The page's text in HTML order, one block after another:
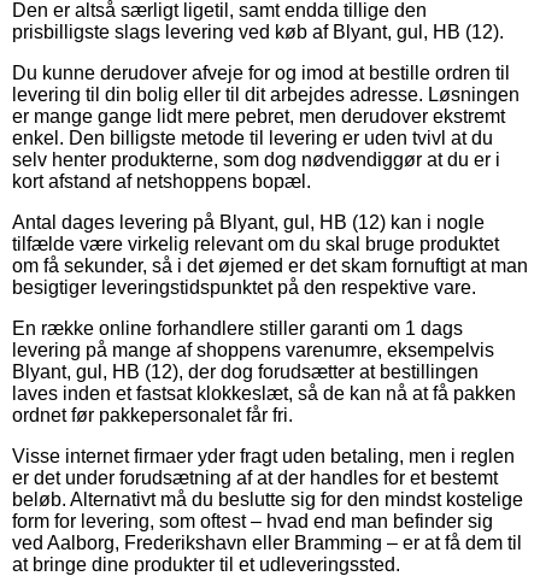
Den er altså særligt ligetil, samt endda tillige den
prisbilligste slags levering ved køb af Blyant, gul, HB (12).
Du kunne derudover afveje for og imod at bestille ordren til
levering til din bolig eller til dit arbejdes adresse. Løsningen
er mange gange lidt mere pebret, men derudover ekstremt
enkel. Den billigste metode til levering er uden tvivl at du
selv henter produkterne, som dog nødvendiggør at du er i
kort afstand af netshoppens bopæl.
Antal dages levering på Blyant, gul, HB (12) kan i nogle
tilfælde være virkelig relevant om du skal bruge produktet
om få sekunder, så i det øjemed er det skam fornuftigt at man
besigtiger leveringstidspunktet på den respektive vare.
En række online forhandlere stiller garanti om 1 dags
levering på mange af shoppens varenumre, eksempelvis
Blyant, gul, HB (12), der dog forudsætter at bestillingen
laves inden et fastsat klokkeslæt, så de kan nå at få pakken
ordnet før pakkepersonalet får fri.
Visse internet firmaer yder fragt uden betaling, men i reglen
er det under forudsætning af at der handles for et bestemt
beløb. Alternativt må du beslutte sig for den mindst kostelige
form for levering, som oftest – hvad end man befinder sig
ved Aalborg, Frederikshavn eller Bramming – er at få dem til
at bringe dine produkter til et udleveringssted.